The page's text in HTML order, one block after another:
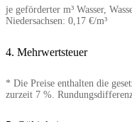
je geförderter m³ Wasser,
Niedersachsen: 0,17 €/m³
4. Mehrwertsteuer
* Die Preise enthalten die
zurzeit 7 %.